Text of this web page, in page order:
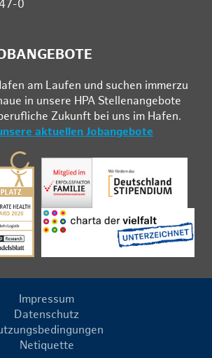
0
am Lau­fen und su­chen im­mer­zu
in un­se­re HPA Stel­len­an­ge­bo­te
Zu­kunft bei uns im Ha­fen.
aktuellen Jobangebote
Impressum
Datenschutz
Netiquette